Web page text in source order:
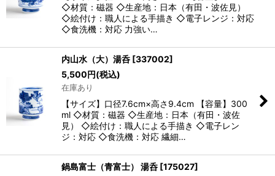
◇材質：磁器 ◇生産地：日本（有田・波佐見）
◇絵付け：職人による手描き ◇電子レンジ：対応
◇食洗機：対応 力強い…
内山水（大）湯呑 [337002]
5,500円(税込)
在庫あり
【サイズ】口径7.6cm×高さ9.4cm 【容量】300
ml ◇材質：磁器 ◇生産地：日本（有田・波佐
見） ◇絵付け：職人による手描き ◇電子レン
ジ：対応 ◇食洗機：対応 繊細…
鍋島富士（青富士） 湯呑 [175027]